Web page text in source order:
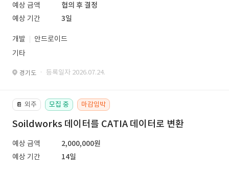
예상 금액
협의 후 결정
예상 기간
3일
개발
안드로이드
기타
경기도 · 등록일자 2026.07.24.
📔 외주 모집 중 마감임박
Soildworks 데이터를 CATIA 데이터로 변환
예상 금액
2,000,000원
예상 기간
14일